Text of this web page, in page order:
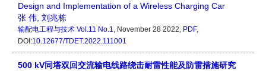
Design and Implementation of a Wireless Charging Car
张 伟 刘兆栋
输配电工程与技术 Vol.11 No.1, November 28 2022, PDF,
DOI:10.12677/TDET.2022.111001
500 kV同塔双回交流输电线路绕击耐雷性能及防雷措施研究